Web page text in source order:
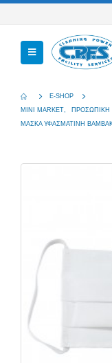
E-SHOP
MINI MARKET
ΠΡΟΣΩΠΙΚΉ
ΜΑΣΚΑ ΥΦΑΣΜΑΤΙΝΗ